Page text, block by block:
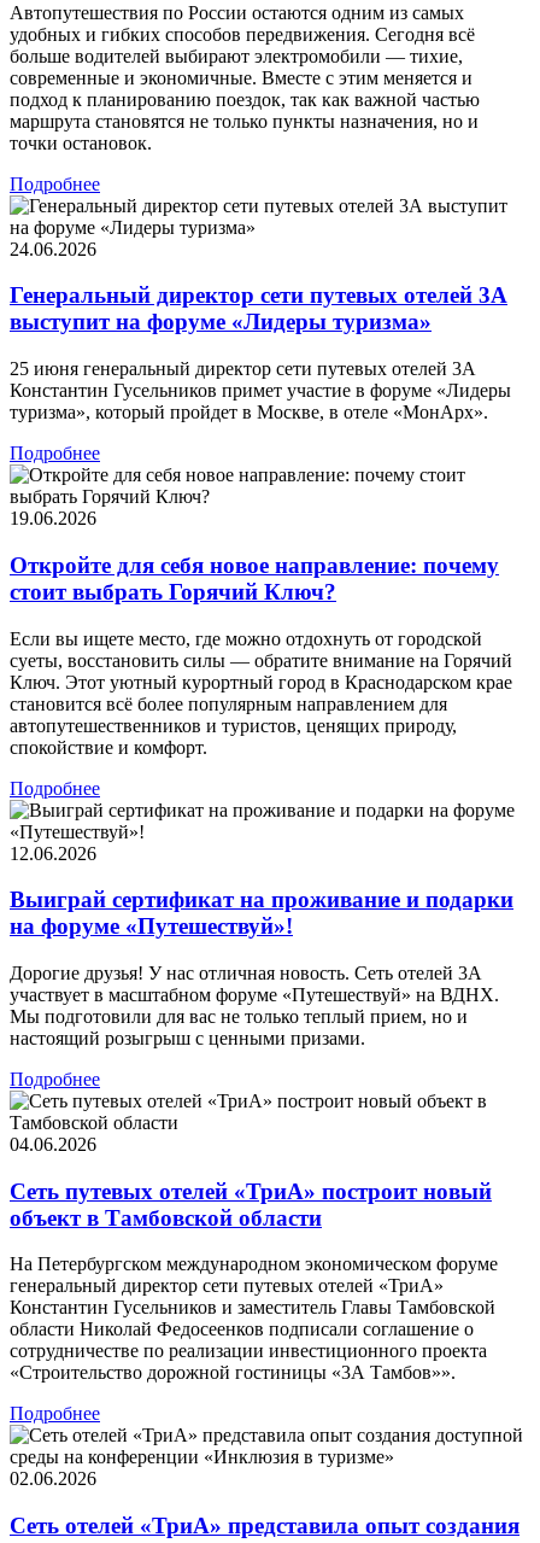
Автопутешествия по России остаются одним из самых
удобных и гибких способов передвижения. Сегодня всё
больше водителей выбирают электромобили — тихие,
современные и экономичные. Вместе с этим меняется и
подход к планированию поездок, так как важной частью
маршрута становятся не только пункты назначения, но и
точки остановок.
Подробнее
24.06.2026
Генеральный директор сети путевых отелей 3А
выступит на форуме «Лидеры туризма»
25 июня генеральный директор сети путевых отелей 3А
Константин Гусельников примет участие в форуме «Лидеры
туризма», который пройдет в Москве, в отеле «МонАрх».
Подробнее
19.06.2026
Откройте для себя новое направление: почему
стоит выбрать Горячий Ключ?
Если вы ищете место, где можно отдохнуть от городской
суеты, восстановить силы — обратите внимание на Горячий
Ключ. Этот уютный курортный город в Краснодарском крае
становится всё более популярным направлением для
автопутешественников и туристов, ценящих природу,
спокойствие и комфорт.
Подробнее
12.06.2026
Выиграй сертификат на проживание и подарки
на форуме «Путешествуй»!
Дорогие друзья! У нас отличная новость. Сеть отелей 3А
участвует в масштабном форуме «Путешествуй» на ВДНХ.
Мы подготовили для вас не только теплый прием, но и
настоящий розыгрыш с ценными призами.
Подробнее
04.06.2026
Сеть путевых отелей «ТриА» построит новый
объект в Тамбовской области
На Петербургском международном экономическом форуме
генеральный директор сети путевых отелей «ТриА»
Константин Гусельников и заместитель Главы Тамбовской
области Николай Федосеенков подписали соглашение о
сотрудничестве по реализации инвестиционного проекта
«Строительство дорожной гостиницы «3А Тамбов»».
Подробнее
02.06.2026
Сеть отелей «ТриА» представила опыт создания